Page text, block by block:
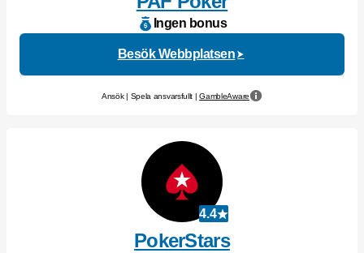
Ingen bonus
Besök Webbplatsen
Ansök | Spela ansvarsfullt |GambleAware
4.4
PokerStars